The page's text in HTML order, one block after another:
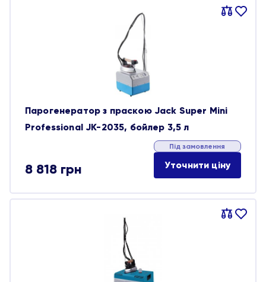
Порівняти
В
Парогенератор з праскою Jack Super Mini
Professional JK-2035, бойлер 3,5 л
8 818 грн
Під замовлення
Уточнити ціну
Порівняти
В